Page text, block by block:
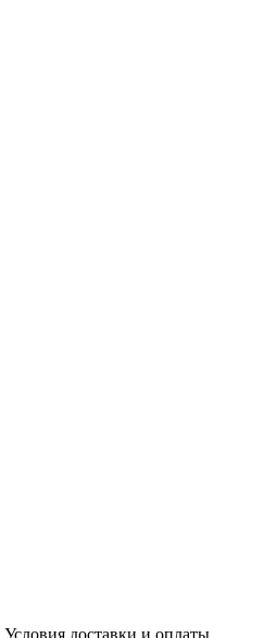
Условия доставки и оплаты